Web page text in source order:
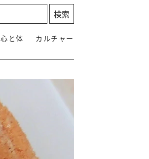
心と体 カルチャー